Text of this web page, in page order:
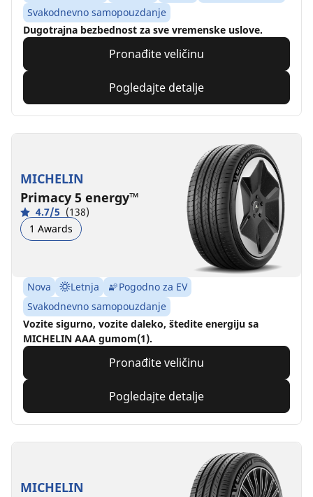
Svakodnevno samopouzdanje
Dugotrajna bezbednost za sve vremenske uslove.
Pronađite veličinu
Pogledajte detalje
MICHELIN
Primacy 5 energy™
4.7/5 (138)
1 Awards
Nova Letnja
Pogodno za EV
Svakodnevno samopouzdanje
Vozite sigurno, vozite daleko, štedite energiju sa
MICHELIN AAA gumom(1).
Pronađite veličinu
Pogledajte detalje
MICHELIN